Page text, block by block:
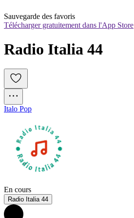
Sauvegarde des favoris
Télécharger gratuitement dans l'App Store
Radio Italia 44
Italo Pop
En cours
Radio Italia 44